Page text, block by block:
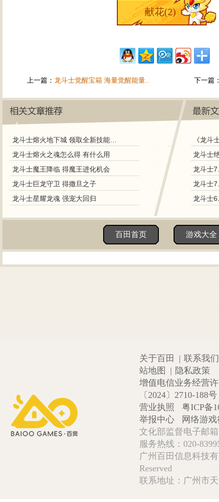
献花(2)
上一篇： 龙斗士觉醒宝箱 海量觉醒能量.. 下一篇
龙斗士熔火地下城 领取全新技能效果战宠
龙斗士熔火之魂怎么得 有什么用
龙斗士魔王降临 得魔王进化机会
龙斗士巨龙守卫 得撒旦之子
龙斗士星耀龙魂 强宠大回归
《龙斗
龙斗士
龙斗士
龙斗士
百田首页 游戏大全
关于百田 | 联系我们
站地图
| 隐私政策
增值电信业务经营
〔2024〕2710-188号
营业执照
粤ICP备
举报中心
网络游
文化部监督电子邮
服务热线：020-
广州百田信息科技
Reserved
联系地址：广州市